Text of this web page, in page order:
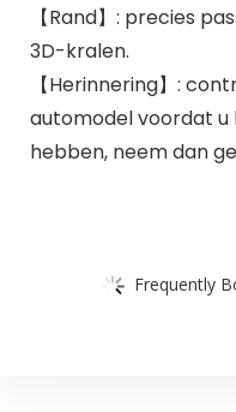
【Rand】: precies
3D-kralen.
【Herinnering】:
automodel voordat u
hebben, neem dan
Frequently